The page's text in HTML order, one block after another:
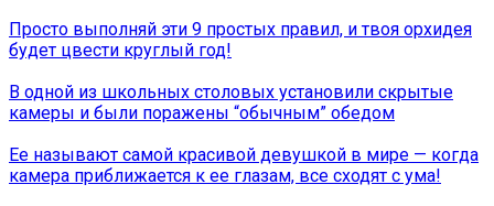
Просто выполняй эти 9 простых правил, и твоя орхидея
будет цвести круглый год!
В одной из школьных столовых установили скрытые
камеры и были поражены “обычным” обедом
Ее называют самой красивой девушкой в ​​мире — когда
камера приближается к ее глазам, все сходят с ума!